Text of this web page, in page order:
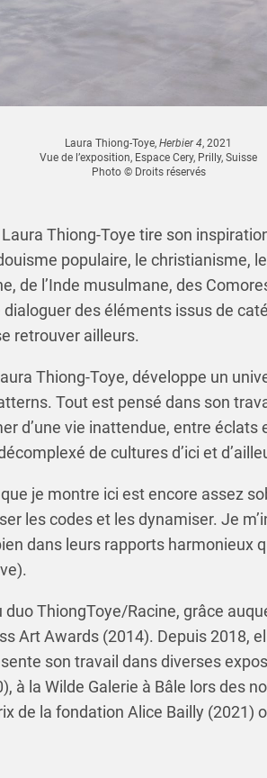
Laura Thiong-Toye, Herbier 4, 2021
Vue de l’exposition, Espace Cery, Prilly, Suisse
Photo © Droits réservés
Thiong-Toye tire son
populaire, le christianisme,
de l’Inde musulmane, des
des éléments issus de
retrouver ailleurs.
Thiong-Toye, développe un
Tout est pensé dans son
d’une vie inattendue, entre
de cultures d’ici et
je montre ici est encore assez
les codes et les dynamiser. Je
dans leurs rapports harmonieux
ThiongToye/Racine, grâce
Art Awards (2014). Depuis 2018,
son travail dans diverses
à la Wilde Galerie à Bâle lors des
de la fondation Alice Bailly (2021)